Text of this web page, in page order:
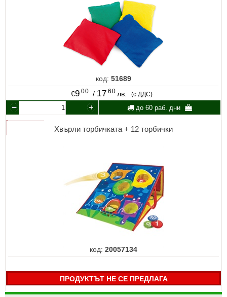
код: 51689
€9 00 / 17 60 лв. (с ДДС)
до 60 раб. дни
Хвърли торбичката + 12 торбички
код: 20057134
ПРОДУКТЪТ НЕ СЕ ПРЕДЛАГА